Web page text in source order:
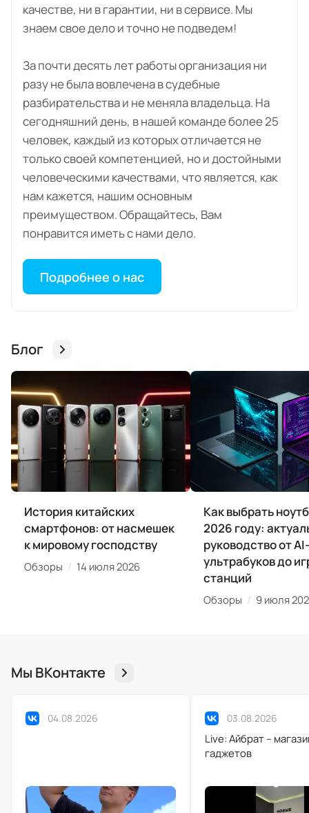
качестве, ни в гарантии, ни в сервисе. Мы
знаем свое дело и точно не подведем!
За почти десять лет работы организация ни
разу не была вовлечена в судебные
разбирательства и не меняла владельца. На
сегодняшний день, в нашей команде более 25
человек, каждый из которых отличается не
только своей компетенцией, но и достойными
человеческими качествами, что является, как
нам кажется, нашим основным
преимуществом. Обращайтесь, Вам
понравится иметь с нами дело.
Подробнее о нас
Блог
История китайских
смартфонов: от насмешек
к мировому господству
Обзоры / 14 июля 2026
Как выбрать
2026 году:
руководство от AI-
ультрабуков до
станций
Обзоры / 9 июля
Мы ВКонтакте
04.08.2026 03.08.2026
Live: Айбрат –
гаджетов